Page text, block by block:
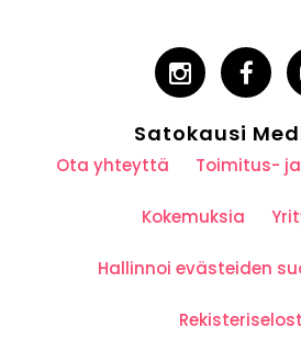
Satokausi
Ota yhteyttä Toimitus-
Kokemuksia
Hallinnoi evästeiden